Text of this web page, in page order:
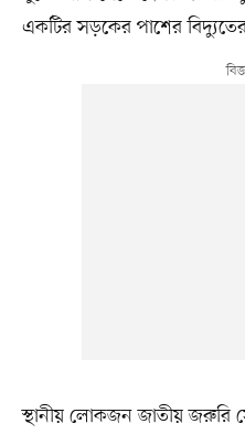
একটির সড়কের পাশের বিদ্যুতের
স্থানীয় লোকজন জাতীয় জরুরি